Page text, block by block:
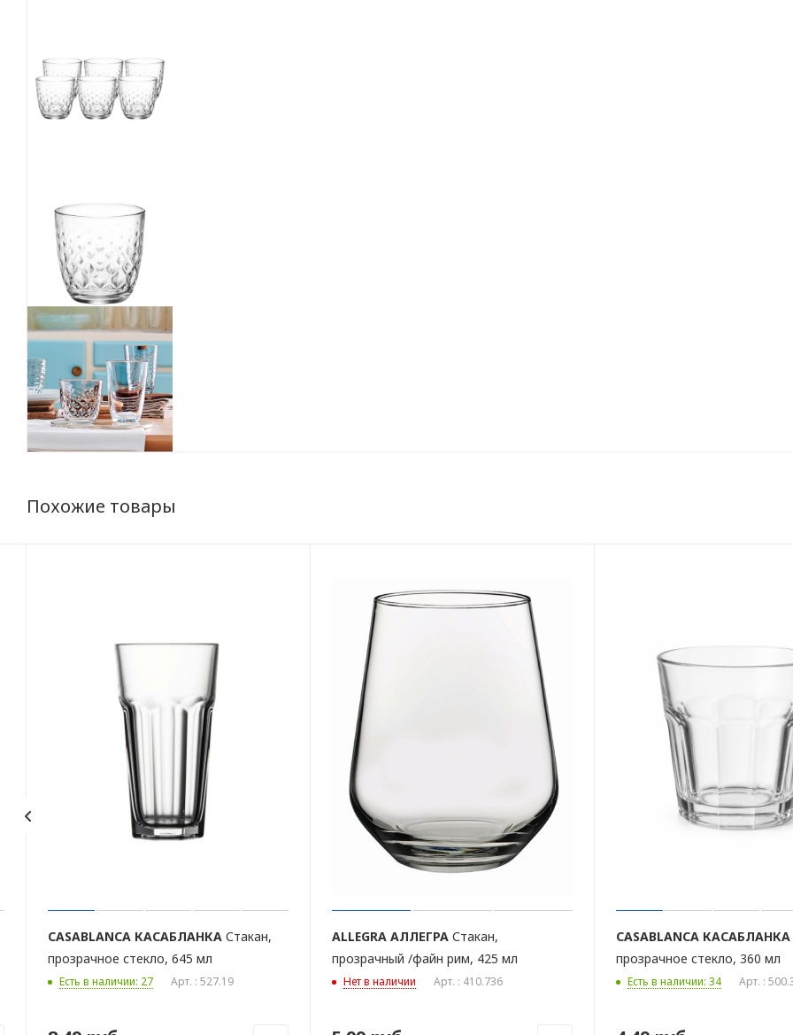
Похожие товары
CASABLANCA КАСАБЛАНКА Стакан,
прозрачное стекло, 645 мл
Есть в наличии: 27 Арт. : 527.19
ALLEGRA АЛЛЕГРА Стакан,
прозрачный /файн рим, 425 мл
Нет в наличии Арт. : 410.736
CASABLANCA КАСАБЛАНКА
прозрачное стекло, 360 мл
Есть в наличии: 34 Арт. :